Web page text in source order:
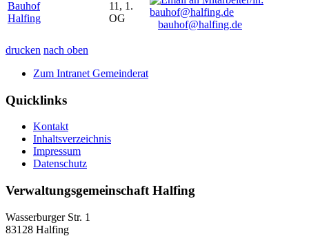
Bauhof
Halfing
11, 1.
OG
bauhof@halfing.de
drucken nach oben
Zum Intranet Gemeinderat
Quicklinks
Kontakt
Inhaltsverzeichnis
Impressum
Datenschutz
Verwaltungsgemeinschaft Halfing
Wasserburger Str. 1
83128 Halfing